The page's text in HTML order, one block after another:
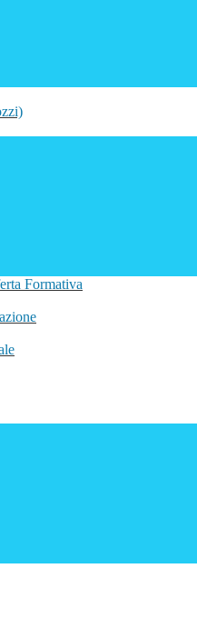
Formativa